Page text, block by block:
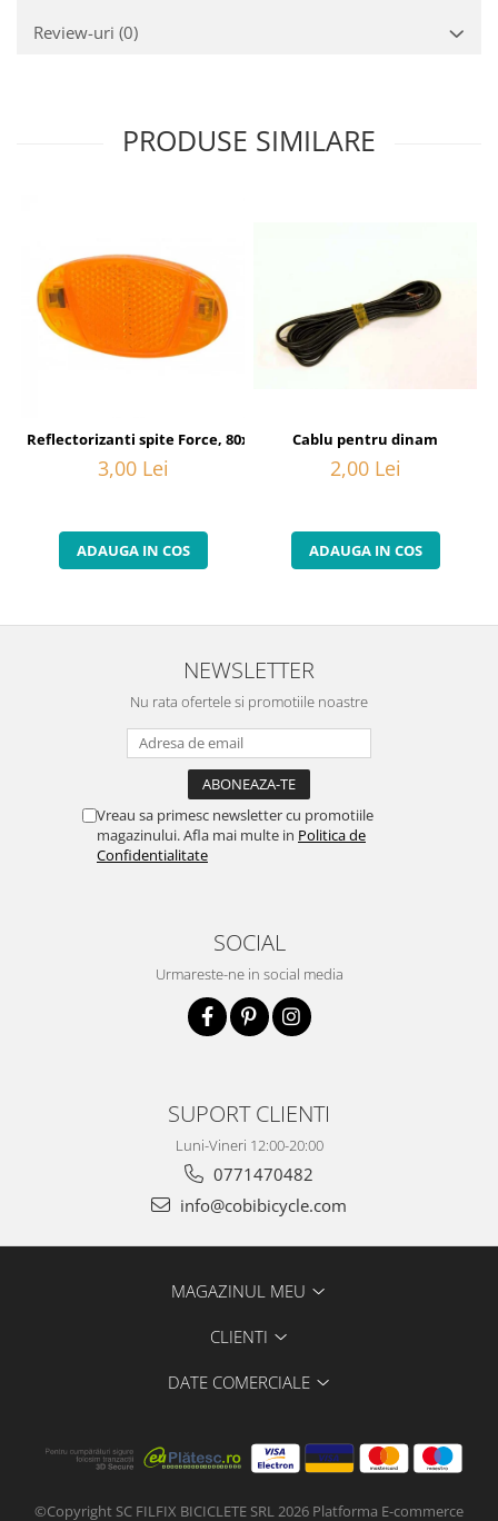
Review-uri (0)
PRODUSE SIMILARE
Reflectorizanti spite Force, 80x40 mm, orange
3,00 Lei
ADAUGA IN COS
Cablu pentru dinam
2,00 Lei
ADAUGA IN COS
NEWSLETTER
Nu rata ofertele si promotiile noastre
Vreau sa primesc newsletter cu promotiile
magazinului. Afla mai multe in Politica de
Confidentialitate
SOCIAL
Urmareste-ne in social media
SUPORT CLIENTI
Luni-Vineri 12:00-20:00
0771470482
info@cobibicycle.com
MAGAZINUL MEU
CLIENTI
DATE COMERCIALE
©Copyright SC FILFIX BICICLETE SRL 2026 Platforma E-commerce